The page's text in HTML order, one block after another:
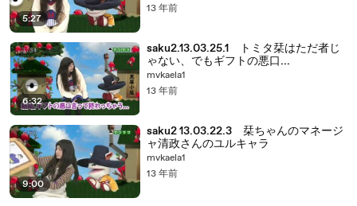
5:27
13 年前
6:32
saku2.13.03.25.1 トミタ栞はただ者じ
ゃない、でもギフトの悪口...
mvkaela1
13 年前
9:00
saku2 13.03.22.3 栞ちゃんのマネージ
ャ清政さんのユルキャラ
mvkaela1
13 年前